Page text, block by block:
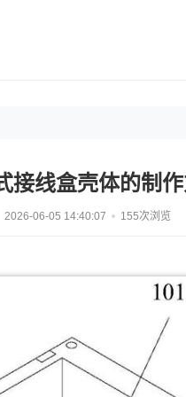
接线盒壳体的制
2026-06-05 14:40:07 155次浏览